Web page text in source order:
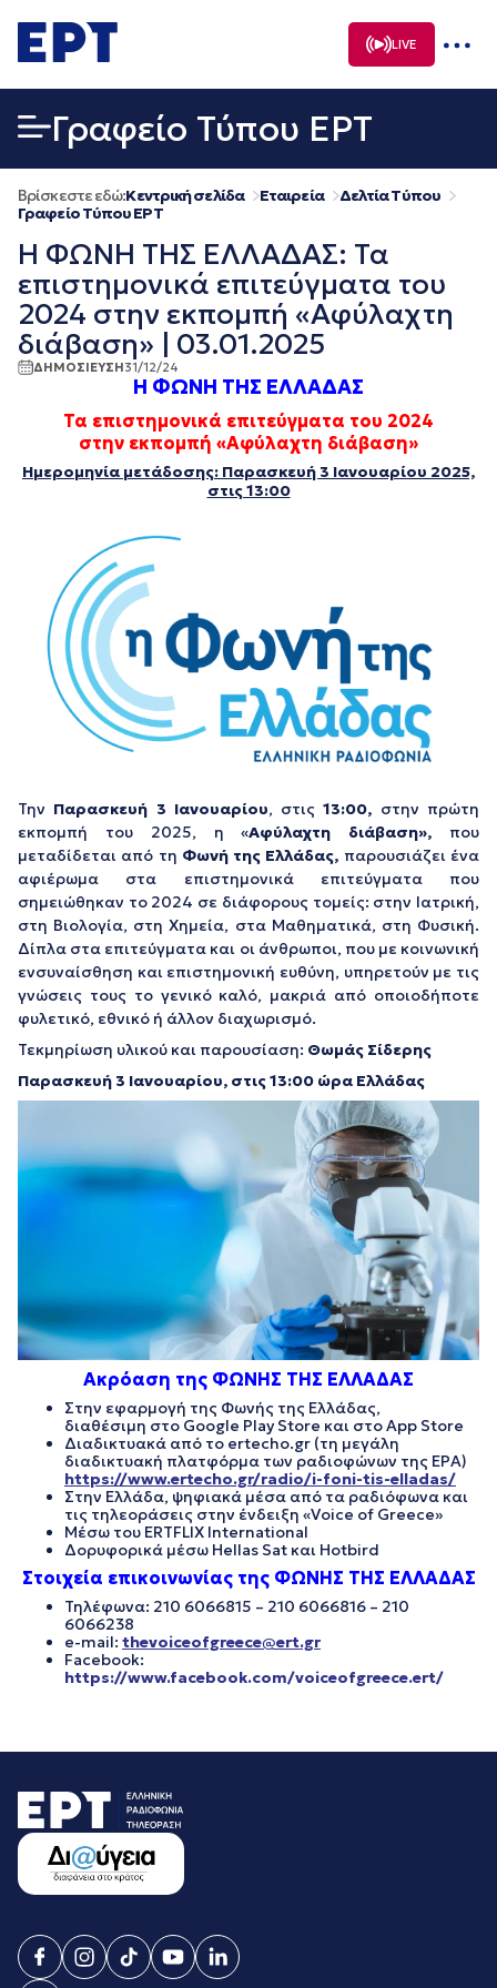
σε
περιεχόμενο
LIVE
Γραφείο Τύπου ΕΡΤ
Βρίσκεστε εδώ:Κεντρική σελίδα Εταιρεία
Δελτία Τύπου
Γραφείο Τύπου ΕΡΤ
Η ΦΩΝΗ ΤΗΣ ΕΛΛΑΔΑΣ: Τα
επιστημονικά επιτεύγματα του
2024 στην εκπομπή «Αφύλαχτη
διάβαση» | 03.01.2025
ΔΗΜΟΣΙΕΥΣΗ31/12/24
Η ΦΩΝΗ ΤΗΣ ΕΛΛΑΔΑΣ
Τα επιστημονικά επιτεύγματα του 2024
στην εκπομπή «Αφύλαχτη διάβαση»
Ημερομηνία μετάδοσης: Παρασκευή 3 Ιανουαρίου 2025,
στις 13:00
Την Παρασκευή 3 Ιανουαρίου, στις13:00, στην πρώτη
εκπομπή του 2025, η «Αφύλαχτη διάβαση», που
μεταδίδεται από τη Φωνή της Ελλάδας, παρουσιάζει ένα
αφιέρωμα στα επιστημονικά επιτεύγματα που
σημειώθηκαν το 2024 σε διάφορους τομείς: στην Ιατρική,
στη Βιολογία, στη Χημεία, στα Μαθηματικά, στη Φυσική.
Δίπλα στα επιτεύγματα και οι άνθρωποι, που με κοινωνική
ενσυναίσθηση και επιστημονική ευθύνη, υπηρετούν με τις
γνώσεις τους το γενικό καλό, μακριά από οποιοδήποτε
φυλετικό, εθνικό ή άλλον διαχωρισμό.
Τεκμηρίωση υλικού και παρουσίαση: Θωμάς Σίδερης
Παρασκευή 3 Ιανουαρίου, στις 13:00 ώρα Ελλάδας
Ακρόαση της ΦΩΝΗΣ ΤΗΣ ΕΛΛΑΔΑΣ
Στην εφαρμογή της Φωνής της Ελλάδας,
διαθέσιμη στο Google Play Store και στο App Store
Διαδικτυακά από το ertecho.gr (τη μεγάλη
διαδικτυακή πλατφόρμα των ραδιοφώνων της ΕΡΑ)
https://www.ertecho.gr/radio/i-foni-tis-elladas/
Στην Ελλάδα, ψηφιακά μέσα από τα ραδιόφωνα και
τις τηλεοράσεις στην ένδειξη «Voice of Greece»
Μέσω του ERTFLIX International
Δορυφορικά μέσω Hellas Sat και Hotbird
Στοιχεία επικοινωνίας της ΦΩΝΗΣ ΤΗΣ ΕΛΛΑΔΑΣ
Τηλέφωνα: 210 6066815 – 210 6066816 – 210
6066238
e-mail: thevoiceofgreece@ert.gr
Facebook:
https://www.facebook.com/voiceofgreece.ert/